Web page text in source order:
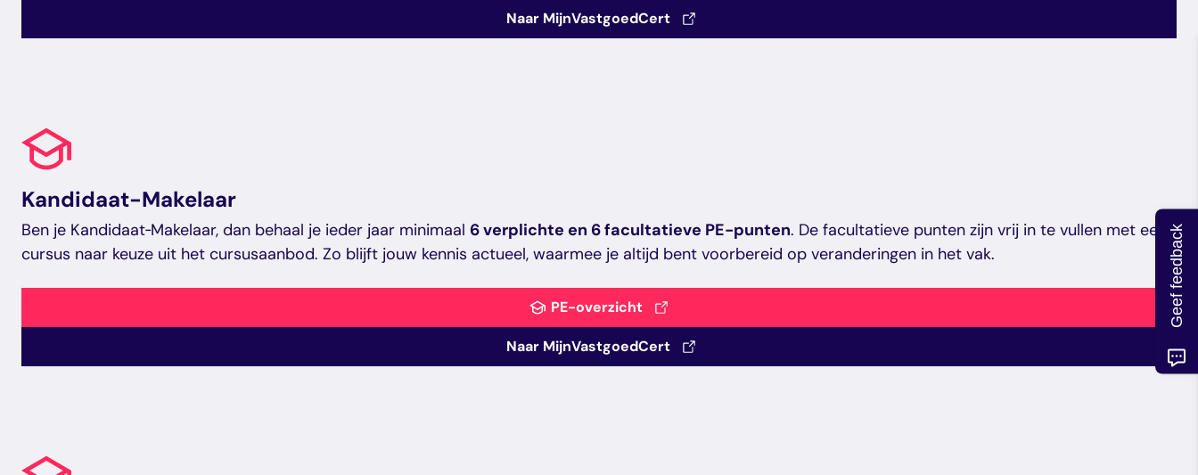
Naar MijnVastgoedCert
Kandidaat-Makelaar
Ben je Kandidaat‑Makelaar, dan behaal je ieder jaar minimaal 6 verplichte en 6 facultatieve PE-punten. De facultatieve punten zijn vrij in te vullen met een
cursus naar keuze uit het cursusaanbod. Zo blijft jouw kennis actueel, waarmee je altijd bent voorbereid op veranderingen in het vak.
PE-overzicht
Naar MijnVastgoedCert
Geef feedback